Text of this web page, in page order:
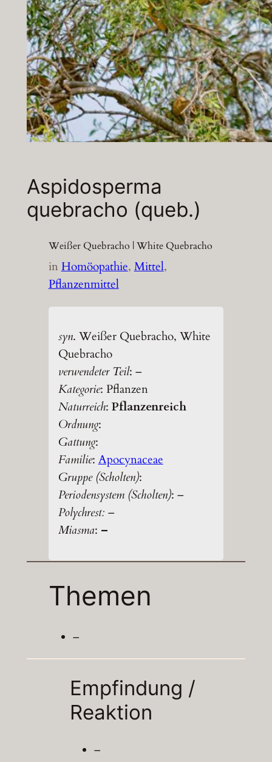
Aspidosperma
quebracho (queb.)
Weißer Quebracho | White Quebracho
inHomöopathie, Mittel
Pflanzenmittel
syn. Weißer Quebracho, White
Quebracho
verwendeter Teil: –
Kategorie: Pflanzen
Naturreich: Pflanzenreich
Ordnung:
Gattung:
Familie: Apocynaceae
Gruppe (Scholten):
Periodensystem (Scholten): –
Polychrest: –
Miasma: –
Themen
–
Empfindung /
Reaktion
–